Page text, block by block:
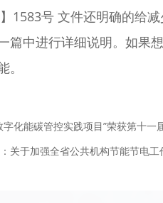
】1583号 文件还明确的给
篇中进行详细说明。如果
化能碳管控实践项目”荣获第十一
关于加强全省公共机构节能节电工